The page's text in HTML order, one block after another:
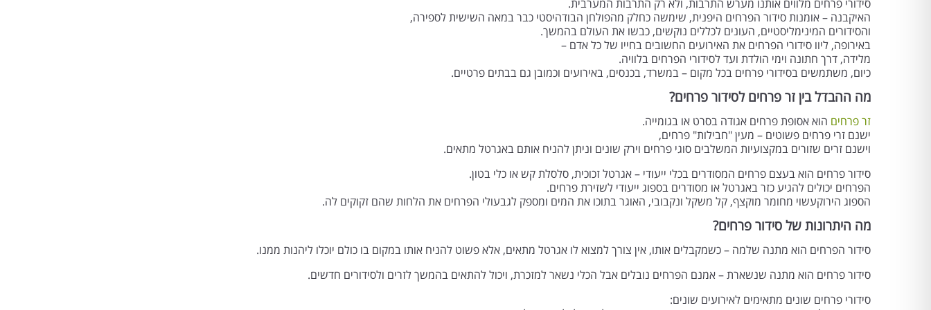
סידורי פרחים מלווים אותנו מערש התרבות, ולא רק התרבות המערבית.
האיקבנה – אומנות סידור הפרחים היפנית, שימשה כחלק מהפולחן הבודהיסטי כבר במאה השישית לספירה,
והסידורים המינימליסטיים, העונים לכללים נוקשים, כבשו את העולם בהמשך.
באירופה, ליוו סידורי הפרחים את האירועים החשובים בחייו של כל אדם –
מלידה, דרך חתונה וימי הולדת ועד לסידורי הפרחים בלוויה.
כיום, משתמשים בסידורי פרחים בכל מקום – במשרד, בכנסים, באירועים וכמובן גם בבתים פרטיים.
מה ההבדל בין זר פרחים לסידור פרחים?
זר פרחים הוא אסופת פרחים אגודה בסרט או בגומייה.
ישנם זרי פרחים פשוטים – מעין "חבילות" פרחים,
וישנם זרים שזורים במקצועיות המשלבים סוגי פרחים וירק שונים וניתן להניח אותם באגרטל מתאים.
סידור פרחים הוא בעצם פרחים המסודרים בכלי ייעודי – אגרטל זכוכית, סלסלת קש או כלי בטון.
הפרחים יכולים להגיע כזר באגרטל או מסודרים בספוג ייעודי לשזירת פרחים.
הספוג הירוקעשוי מחומר מוקצף, קל משקל ונקבובי, האוגר בתוכו את המים ומספק לגבעולי הפרחים את הלחות שהם זקוקים לה.
מה היתרונות של סידור פרחים?
סידור הפרחים הוא מתנה שלמה – כשמקבלים אותו, אין צורך למצוא לו אגרטל מתאים, אלא פשוט להניח אותו במקום בו כולם יוכלו ליהנות ממנו.
סידור פרחים הוא מתנה שנשארת – אמנם הפרחים נובלים אבל הכלי נשאר למזכרת, ויכול להתאים בהמשך לזרים ולסידורים חדשים.
סידורי פרחים שונים מתאימים לאירועים שונים: